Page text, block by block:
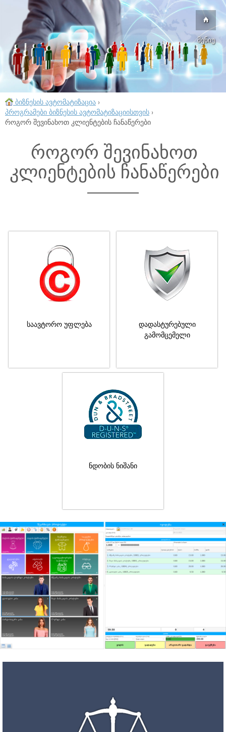
მენიუ
ბიზნესის ავტომატიზაცია ›
პროგრამები ბიზნესის ავტომატიზაციისთვის ›
როგორ შევინახოთ კლიენტების ჩანაწერები
როგორ შევინახოთ
კლიენტების ჩანაწერები
საავტორო უფლება
დადასტურებული
გამომცემელი
ნდობის ნიშანი